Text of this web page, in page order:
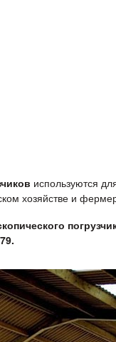
используются
хозяйстве и